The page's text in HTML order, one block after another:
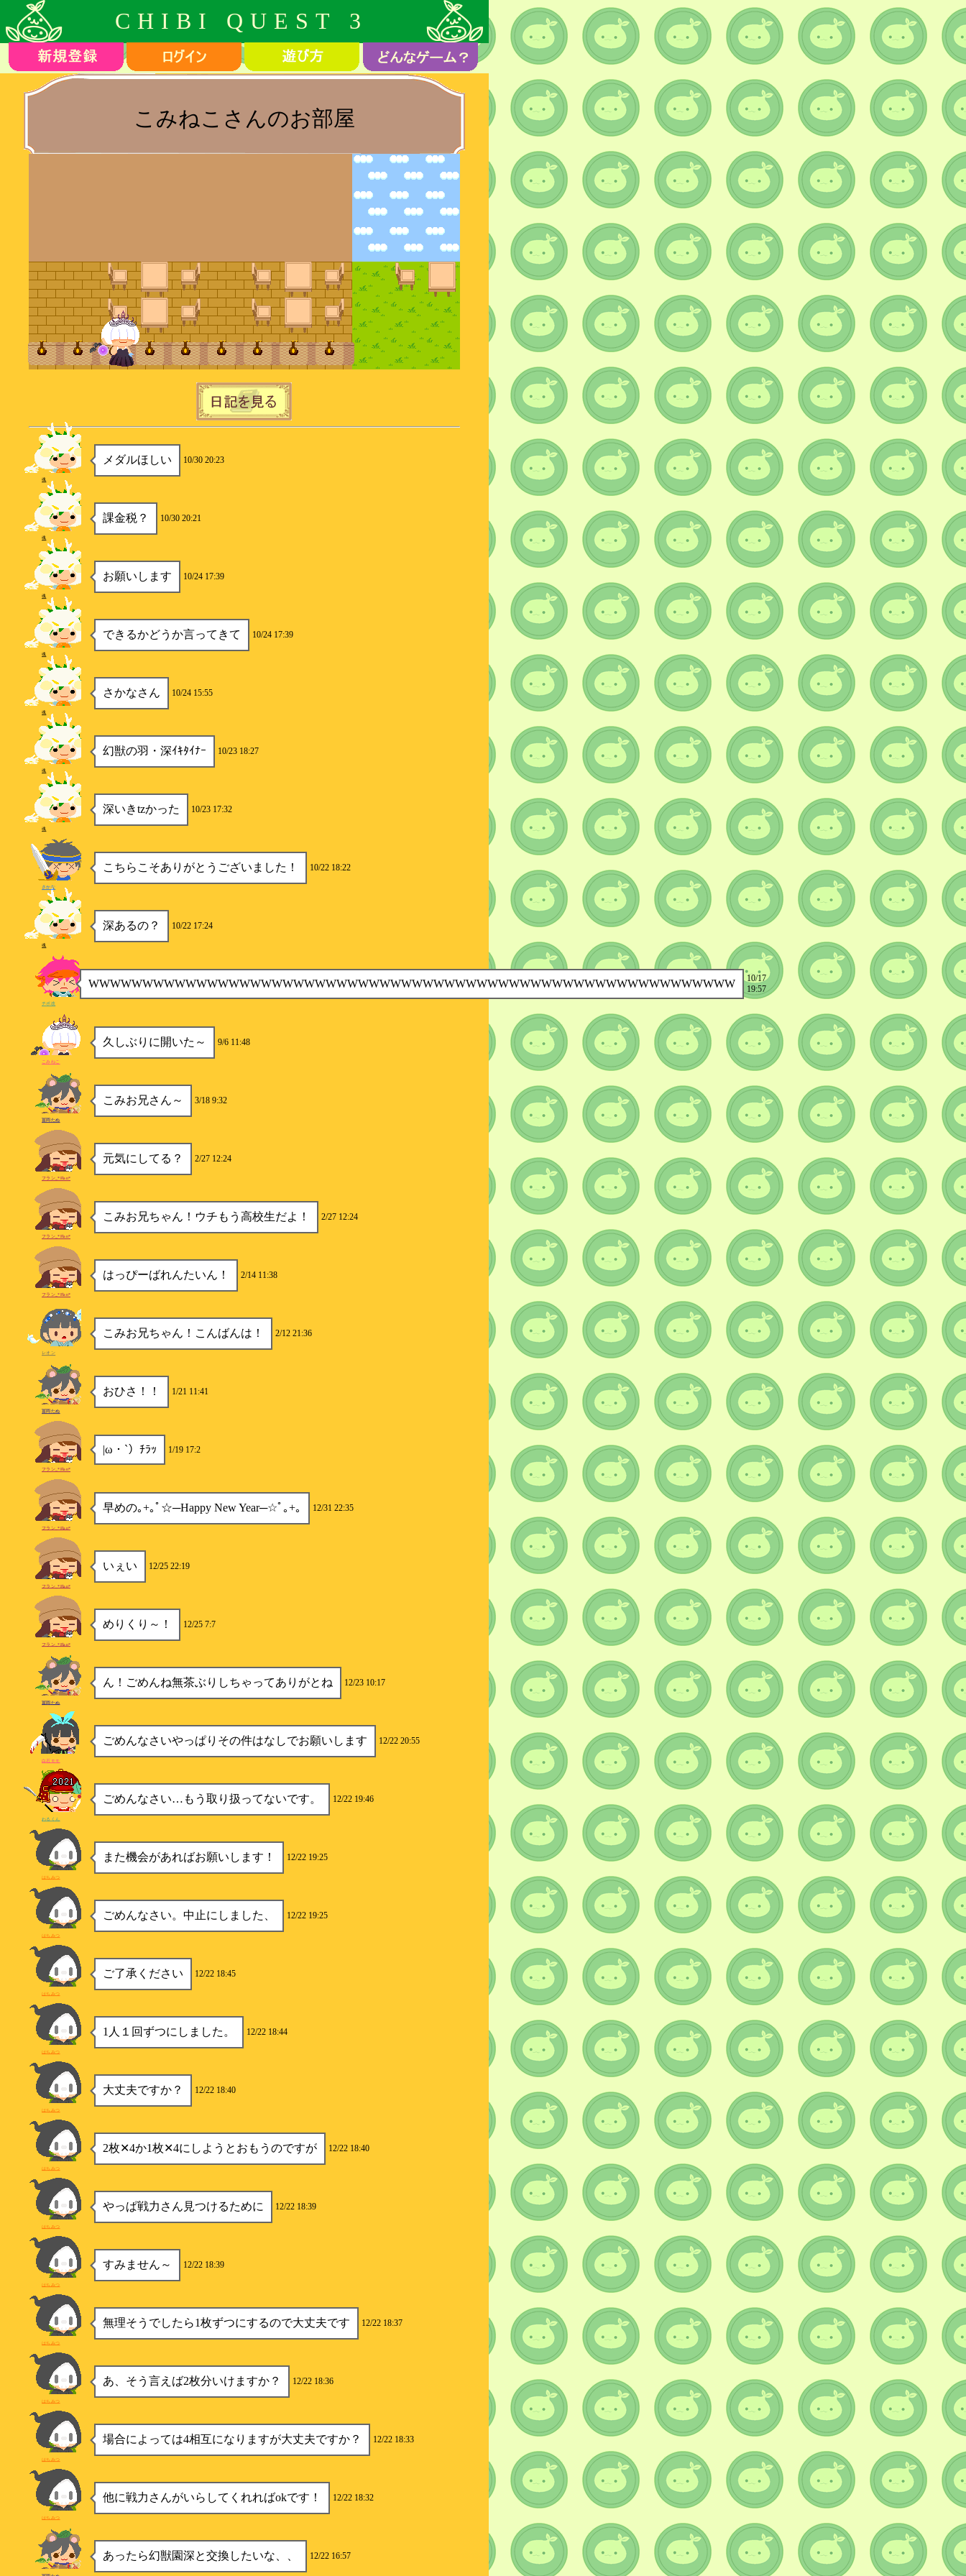
CHIBI QUEST 3
こみねこさんのお部屋
メダルほしい 10/30 20:23
魂
課金税？ 10/30 20:21
魂
お願いします 10/24 17:39
魂
できるかどうか言ってきて 10/24 17:39
魂
さかなさん 10/24 15:55
魂
幻獣の羽・深ｲｷﾀｲﾅｰ 10/23 18:27
魂
深いきtzかった 10/23 17:32
魂
こちらこそありがとうございました！ 10/22 18:22
さかな
深あるの？ 10/22 17:24
魂
WWWWWWWWWWWWWWWWWWWWWWWWWWWWWWWWWWWWWWWWWWWWWWWWWWWWWWWWWWWW
10/17
19:57
チポ改
久しぶりに開いた～ 9/6 11:48
こみねこ
こみお兄さん～ 3/18 9:32
冨岡たぬ
元気にしてる？ 2/27 12:24
フラン_*Flan*
こみお兄ちゃん！ウチもう高校生だよ！ 2/27 12:24
フラン_*Flan*
はっぴーばれんたいん！ 2/14 11:38
フラン_*Flan*
こみお兄ちゃん！こんばんは！ 2/12 21:36
レオン
おひさ！！ 1/21 11:41
冨岡たぬ
|ω・`）ﾁﾗｯ 1/19 17:2
フラン_*Flan*
早めの｡+｡ﾟ☆─Happy New Year─☆ﾟ｡+｡ 12/31 22:35
フラン_*Flan*
いぇい 12/25 22:19
フラン_*Flan*
めりくり～！ 12/25 7:7
フラン_*Flan*
ん！ごめんね無茶ぶりしちゃってありがとね 12/23 10:17
冨岡たぬ
ごめんなさいやっぱりその件はなしでお願いします 12/22 20:55
白石モモ
ごめんなさい…もう取り扱ってないです。 12/22 19:46
わるくん
また機会があればお願いします！ 12/22 19:25
はちみつ
ごめんなさい。中止にしました、 12/22 19:25
はちみつ
ご了承ください 12/22 18:45
はちみつ
1人１回ずつにしました。 12/22 18:44
はちみつ
大丈夫ですか？ 12/22 18:40
はちみつ
2枚✕4か1枚✕4にしようとおもうのですが 12/22 18:40
はちみつ
やっぱ戦力さん見つけるために 12/22 18:39
はちみつ
すみません～ 12/22 18:39
はちみつ
無理そうでしたら1枚ずつにするので大丈夫です 12/22 18:37
はちみつ
あ、そう言えば2枚分いけますか？ 12/22 18:36
はちみつ
場合によっては4相互になりますが大丈夫ですか？ 12/22 18:33
はちみつ
他に戦力さんがいらしてくれればokです！ 12/22 18:32
はちみつ
あったら幻獣園深と交換したいな、、 12/22 16:57